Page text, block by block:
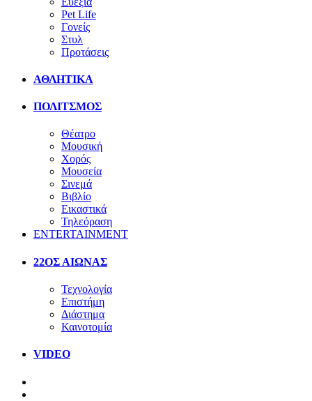
Pet Life
Γονείς
Στυλ
Προτάσεις
ΑΘΛΗΤΙΚΑ
ΠΟΛΙΤΣΜΟΣ
Θέατρο
Μουσική
Χορός
Μουσεία
Σινεμά
Βιβλίο
Εικαστικά
Τηλεόραση
ENTERTAINMENT
22ΟΣ ΑΙΩΝΑΣ
Τεχνολογία
Επιστήμη
Διάστημα
Καινοτομία
VIDEO